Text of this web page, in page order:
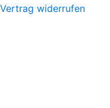
Vertrag widerrufen